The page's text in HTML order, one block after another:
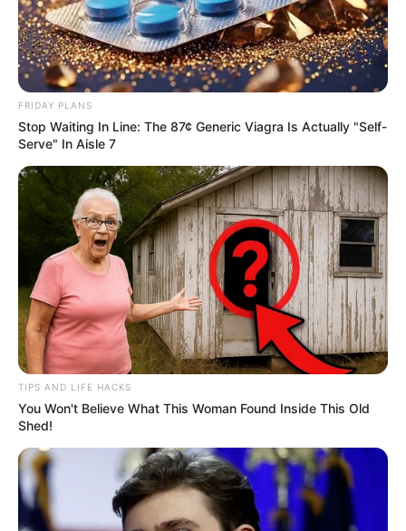
FRIDAY PLANS
Stop Waiting In Line: The 87¢ Generic Viagra Is Actually "Self-
Serve" In Aisle 7
TIPS AND LIFE HACKS
You Won't Believe What This Woman Found Inside This Old
Shed!